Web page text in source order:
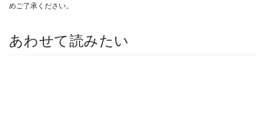
めご了承ください。
あわせて読みたい